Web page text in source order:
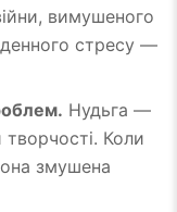
вимушеного
стресу —
Нудьга —
Коли
змушена